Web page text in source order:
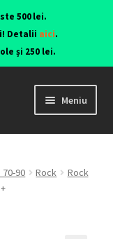
500 lei.
Detalii aici.
și 250 lei.
Meniu
90 Rock
Rock